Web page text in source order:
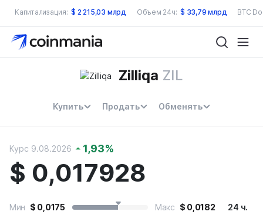
Капитализация: $ 2 215,03 млрд Объем 24ч: $ 33,79 млрд BTC
Zilliqa ZIL
Купить Продать Обменять
Курс 9.08.2026 1,93%
$ 0,017928
Мин $ 0,0175 Макс $ 0,0182 24 ч.